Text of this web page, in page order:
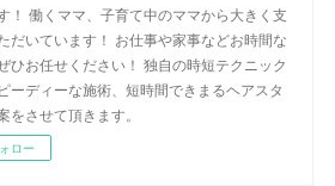
！ 働くママ、子育て中のママから大きく支
だいています！ お仕事や家事などお時間な
ひお任せください！ 独自の時短テクニック
ーディーな施術、短時間できまるヘアスタ
をさせて頂きます。
ロー